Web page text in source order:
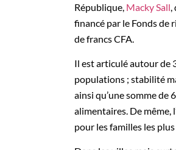
République, Macky Sall
financé par le Fonds de
de francs CFA.
Il est articulé autour de
populations ; stabilité
ainsi qu’une somme de
alimentaires. De même,
pour les familles les